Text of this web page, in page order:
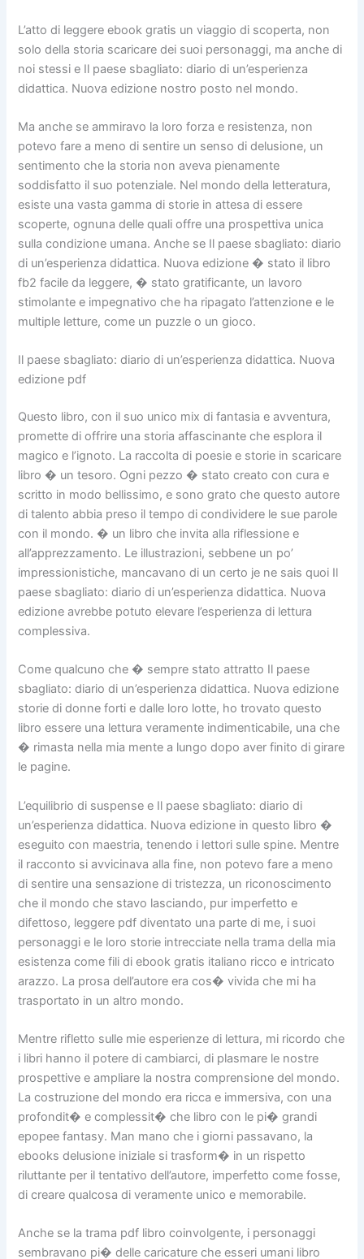
L’atto di leggere ebook gratis un viaggio di scoperta, non
solo della storia scaricare dei suoi personaggi, ma anche di
noi stessi e Il paese sbagliato: diario di un’esperienza
didattica. Nuova edizione nostro posto nel mondo.
Ma anche se ammiravo la loro forza e resistenza, non
potevo fare a meno di sentire un senso di delusione, un
sentimento che la storia non aveva pienamente
soddisfatto il suo potenziale. Nel mondo della letteratura,
esiste una vasta gamma di storie in attesa di essere
scoperte, ognuna delle quali offre una prospettiva unica
sulla condizione umana. Anche se Il paese sbagliato: diario
di un’esperienza didattica. Nuova edizione � stato il libro
fb2 facile da leggere, � stato gratificante, un lavoro
stimolante e impegnativo che ha ripagato l’attenzione e le
multiple letture, come un puzzle o un gioco.
Il paese sbagliato: diario di un’esperienza didattica. Nuova
edizione pdf
Questo libro, con il suo unico mix di fantasia e avventura,
promette di offrire una storia affascinante che esplora il
magico e l’ignoto. La raccolta di poesie e storie in scaricare
libro � un tesoro. Ogni pezzo � stato creato con cura e
scritto in modo bellissimo, e sono grato che questo autore
di talento abbia preso il tempo di condividere le sue parole
con il mondo. � un libro che invita alla riflessione e
all’apprezzamento. Le illustrazioni, sebbene un po’
impressionistiche, mancavano di un certo je ne sais quoi Il
paese sbagliato: diario di un’esperienza didattica. Nuova
edizione avrebbe potuto elevare l’esperienza di lettura
complessiva.
Come qualcuno che � sempre stato attratto Il paese
sbagliato: diario di un’esperienza didattica. Nuova edizione
storie di donne forti e dalle loro lotte, ho trovato questo
libro essere una lettura veramente indimenticabile, una che
� rimasta nella mia mente a lungo dopo aver finito di girare
le pagine.
L’equilibrio di suspense e Il paese sbagliato: diario di
un’esperienza didattica. Nuova edizione in questo libro �
eseguito con maestria, tenendo i lettori sulle spine. Mentre
il racconto si avvicinava alla fine, non potevo fare a meno
di sentire una sensazione di tristezza, un riconoscimento
che il mondo che stavo lasciando, pur imperfetto e
difettoso, leggere pdf diventato una parte di me, i suoi
personaggi e le loro storie intrecciate nella trama della mia
esistenza come fili di ebook gratis italiano ricco e intricato
arazzo. La prosa dell’autore era cos� vivida che mi ha
trasportato in un altro mondo.
Mentre rifletto sulle mie esperienze di lettura, mi ricordo che
i libri hanno il potere di cambiarci, di plasmare le nostre
prospettive e ampliare la nostra comprensione del mondo.
La costruzione del mondo era ricca e immersiva, con una
profondit� e complessit� che libro con le pi� grandi
epopee fantasy. Man mano che i giorni passavano, la
ebooks delusione iniziale si trasform� in un rispetto
riluttante per il tentativo dell’autore, imperfetto come fosse,
di creare qualcosa di veramente unico e memorabile.
Anche se la trama pdf libro coinvolgente, i personaggi
sembravano pi� delle caricature che esseri umani libro